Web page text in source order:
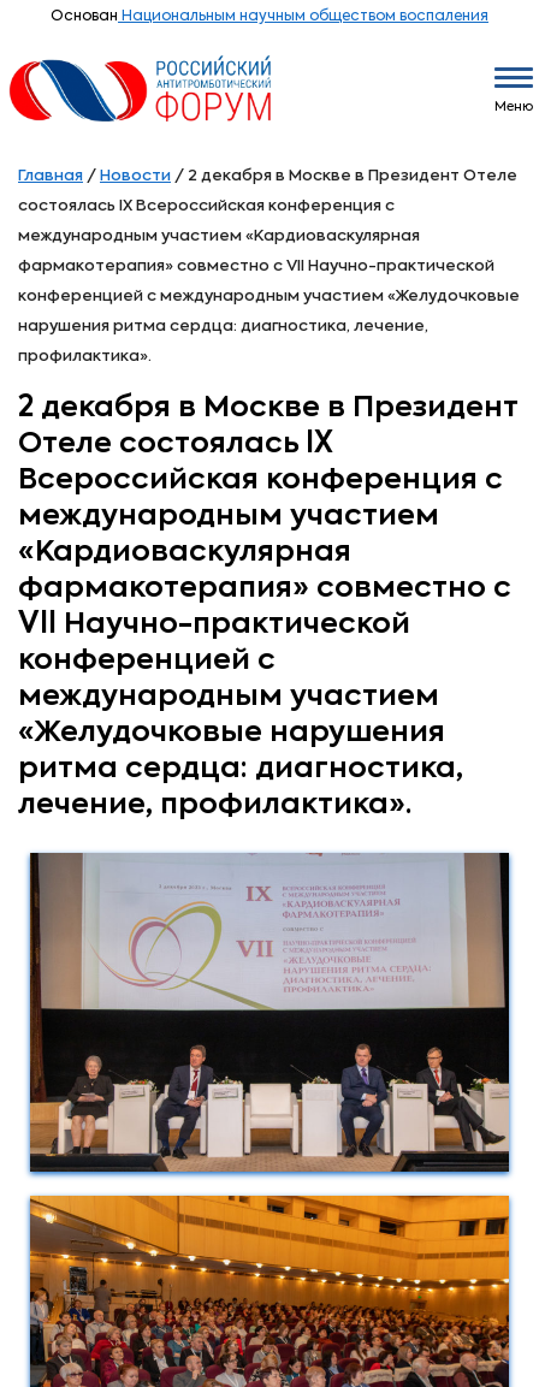
Основан Национальным научным обществом воспаления
Меню
Главная / Новости / 2 декабря в Москве в Президент Отеле
состоялась IX Всероссийская конференция с
международным участием «Кардиоваскулярная
фармакотерапия» совместно с VII Научно-практической
конференцией с международным участием «Желудочковые
нарушения ритма сердца: диагностика, лечение,
профилактика».
2 декабря в Москве в Президент
Отеле состоялась IX
Всероссийская конференция с
международным участием
«Кардиоваскулярная
фармакотерапия» совместно с
VII Научно-практической
конференцией с
международным участием
«Желудочковые нарушения
ритма сердца: диагностика,
лечение, профилактика».